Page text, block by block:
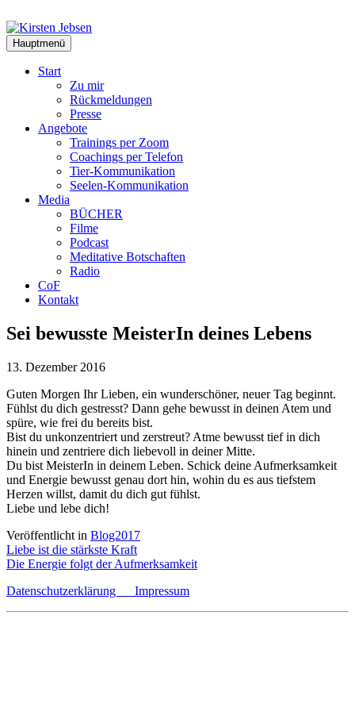
Inhalt
springen
Hauptmenü
Start
Zu mir
Rückmeldungen
Presse
Angebote
Trainings per Zoom
Coachings per Telefon
Tier-Kommunikation
Seelen-Kommunikation
Media
BÜCHER
Filme
Podcast
Meditative Botschaften
Radio
CoF
Kontakt
Sei bewusste MeisterIn deines Lebens
13. Dezember 2016
Guten Morgen Ihr Lieben, ein wunderschöner, neuer Tag beginnt.
Fühlst du dich gestresst? Dann gehe bewusst in deinen Atem und
spüre, wie frei du bereits bist.
Bist du unkonzentriert und zerstreut? Atme bewusst tief in dich
hinein und zentriere dich liebevoll in deiner Mitte.
Du bist MeisterIn in deinem Leben. Schick deine Aufmerksamkeit
und Energie bewusst genau dort hin, wohin du es aus tiefstem
Herzen willst, damit du dich gut fühlst.
Liebe und lebe dich!
Veröffentlicht in Blog2017
Beitragsnavigation
Liebe ist die stärkste Kraft
Die Energie folgt der Aufmerksamkeit
Datenschutzerklärung Impressum